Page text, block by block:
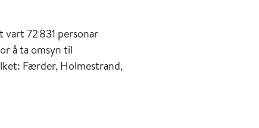
72 831 personar
å ta omsyn til
Færder, Holmestrand,